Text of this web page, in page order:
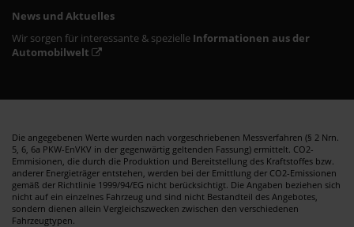
News und Aktuelles
Wir sorgen für interessante & spezielle Informationen aus der
Automobilwelt
Die angegebenen Werte wurden nach vorgeschriebenen Messverfahren (§ 2 Nrn.
5, 6, 6a PKW-EnVKV in der gegenwärtig geltenden Fassung) ermittelt. CO2-
Emmisionen, die durch die Produktion und Bereitstellung des Kraftstoffes bzw.
anderer Energieträger entstehen, werden bei der Emittlung der CO2-Emissionen
gemäß der Richtlinie 1999/94/EG nicht berücksichtigt. Die Angaben beziehen sich
nicht auf ein einzelnes Fahrzeug und sind nicht Bestandteil des Angebotes,
sondern dienen allein Vergleichszwecken zwischen den verschiedenen
Fahrzeugtypen.